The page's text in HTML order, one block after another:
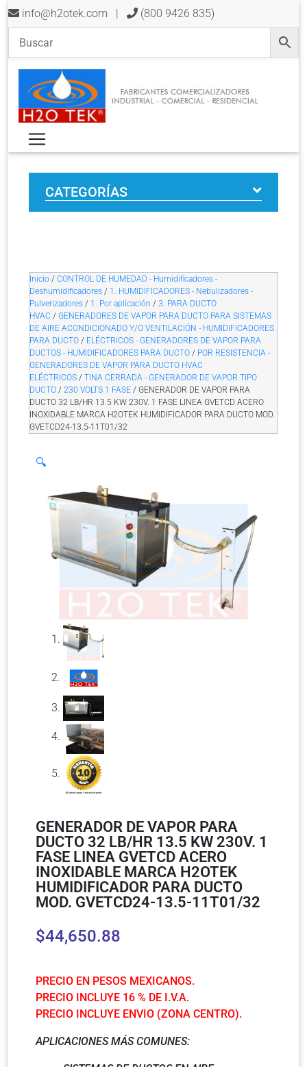
info@h2otek.com | (800 9426 835)
CATEGORÍAS
Inicio / CONTROL DE HUMEDAD - Humidificadores -
Deshumidificadores / 1. HUMIDIFICADORES - Nebulizadores -
Pulverizadores / 1. Por aplicación / 3. PARA DUCTO
HVAC / GENERADORES DE VAPOR PARA DUCTO PARA SISTEMAS
DE AIRE ACONDICIONADO Y/O VENTILACIÓN - HUMIDIFICADORES
PARA DUCTO / ELÉCTRICOS - GENERADORES DE VAPOR PARA
DUCTOS - HUMIDIFICADORES PARA DUCTO / POR RESISTENCIA -
GENERADORES DE VAPOR PARA DUCTO HVAC
ELÉCTRICOS / TINA CERRADA - GENERADOR DE VAPOR TIPO
DUCTO / 230 VOLTS 1 FASE / GENERADOR DE VAPOR PARA
DUCTO 32 LB/HR 13.5 KW 230V. 1 FASE LINEA GVETCD ACERO
INOXIDABLE MARCA H2OTEK HUMIDIFICADOR PARA DUCTO MOD.
GVETCD24-13.5-11T01/32
🔍
GENERADOR DE VAPOR PARA
DUCTO 32 LB/HR 13.5 KW 230V. 1
FASE LINEA GVETCD ACERO
INOXIDABLE MARCA H2OTEK
HUMIDIFICADOR PARA DUCTO
MOD. GVETCD24-13.5-11T01/32
$44,650.88
PRECIO EN PESOS MEXICANOS.
PRECIO INCLUYE 16 % DE I.V.A.
PRECIO INCLUYE ENVIO (ZONA CENTRO).
APLICACIONES MÁS COMUNES: